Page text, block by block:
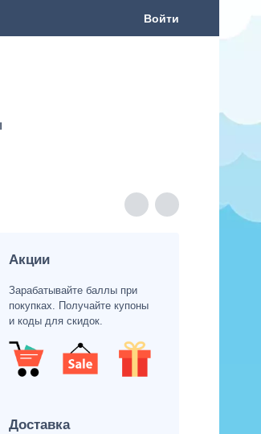
Войти
Акции
Зарабатывайте баллы при
покупках. Получайте купоны
и коды для скидок.
Доставка